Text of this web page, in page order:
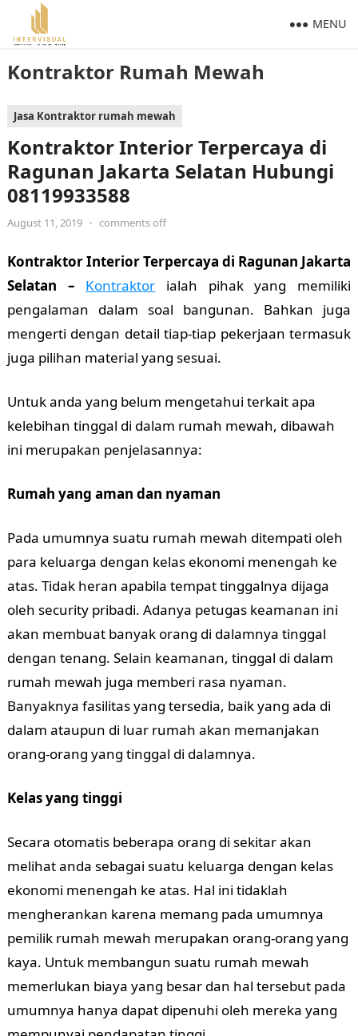
Kontraktor Rumah Mewah
MENU
Jasa Kontraktor rumah mewah
Kontraktor Interior Terpercaya di
Ragunan Jakarta Selatan Hubungi
08119933588
August 11, 2019 • comments off
Kontraktor Interior Terpercaya di Ragunan Jakarta
Selatan – Kontraktor ialah pihak yang memiliki
pengalaman dalam soal bangunan. Bahkan juga
mengerti dengan detail tiap-tiap pekerjaan termasuk
juga pilihan material yang sesuai.
Untuk anda yang belum mengetahui terkait apa
kelebihan tinggal di dalam rumah mewah, dibawah
ini merupakan penjelasannya:
Rumah yang aman dan nyaman
Pada umumnya suatu rumah mewah ditempati oleh
para keluarga dengan kelas ekonomi menengah ke
atas. Tidak heran apabila tempat tinggalnya dijaga
oleh security pribadi. Adanya petugas keamanan ini
akan membuat banyak orang di dalamnya tinggal
dengan tenang. Selain keamanan, tinggal di dalam
rumah mewah juga memberi rasa nyaman.
Banyaknya fasilitas yang tersedia, baik yang ada di
dalam ataupun di luar rumah akan memanjakan
orang-orang yang tinggal di dalamnya.
Kelas yang tinggi
Secara otomatis beberapa orang di sekitar akan
melihat anda sebagai suatu keluarga dengan kelas
ekonomi menengah ke atas. Hal ini tidaklah
mengherankan karena memang pada umumnya
pemilik rumah mewah merupakan orang-orang yang
kaya. Untuk membangun suatu rumah mewah
memerlukan biaya yang besar dan hal tersebut pada
umumnya hanya dapat dipenuhi oleh mereka yang